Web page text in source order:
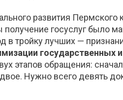
развития Пермского
госуслуг было
тройку лучших —
государственных
этапов обращения:
Нужно всего девять